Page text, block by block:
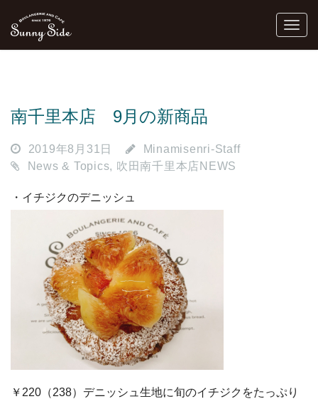
南千里本店 9月の新商品
2019年8月31日
Minamisenri-Staff
News & Topics, 吹田南千里本店NEWS
・イチジクのデニッシュ
￥220（238）デニッシュ生地に旬のイチジクをたっぷり